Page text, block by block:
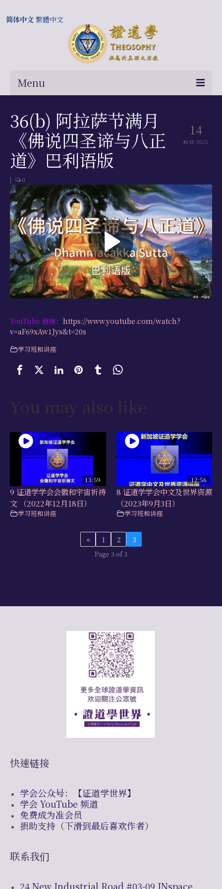
Menu
关于我们
常问问题
总部及历届会长
相关国际网站
伍廷芳与证道学在中国的历史
学习资源
书籍目录
视频资源
文献档案
最新活动
联系我们
14
MAY 2025
36(b) 阿拉萨节满月
《佛说四圣谛与八正
道》巴利语版
| 0
YouTube 链接： https://www.youtube.com/watch?
v=aF69xAw1Jys&t=20s
学习班和讲座
You may also like
13:59
9 证道学学会会徽和宇宙祈祷
文 （2022年12月18日）
学习班和讲座
12:56
8 证道学学会中文及世界资源
（2023年9月3日）
学习班和讲座
« 1 2 3
Page 3 of 3
快速链接
学会公众号：【证道学世界】
学会 YouTube 频道
免费成为准会员
捐助支持（下滑到最后喜欢作者）
联系我们
24 New Industrial Road #03-09 INspace
简体中文 繁體中文